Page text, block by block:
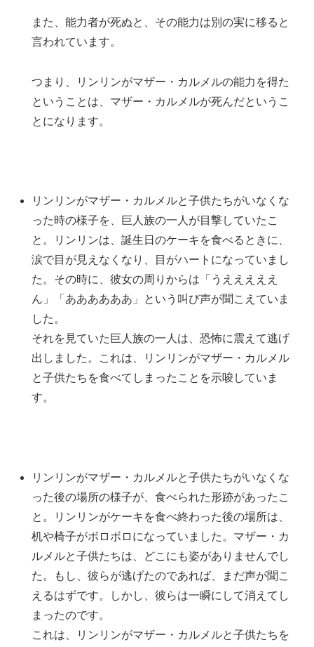
また、能力者が死ぬと、その能力は別の実に移ると
言われています。
つまり、リンリンがマザー・カルメルの能力を得た
ということは、マザー・カルメルが死んだというこ
とになります。
リンリンがマザー・カルメルと子供たちがいなくな
った時の様子を、巨人族の一人が目撃していたこ
と。
リンリンは、誕生日のケーキを食べるときに、
涙で目が見えなくなり、目がハートになっていまし
た。その時に、彼女の周りからは「うえええええ
ん」「ああああああ」という叫び声が聞こえていま
した。
それを見ていた巨人族の一人は、恐怖に震えて逃げ
出しました。これは、リンリンがマザー・カルメル
と子供たちを食べてしまったことを示唆していま
す。
リンリンがマザー・カルメルと子供たちがいなくな
った後の場所の様子が、食べられた形跡があったこ
と。
リンリンがケーキを食べ終わった後の場所は、
机や椅子がボロボロになっていました。マザー・カ
ルメルと子供たちは、どこにも姿がありませんでし
た。もし、彼らが逃げたのであれば、まだ声が聞こ
えるはずです。しかし、彼らは一瞬にして消えてし
まったのです。
これは、リンリンがマザー・カルメルと子供たちを